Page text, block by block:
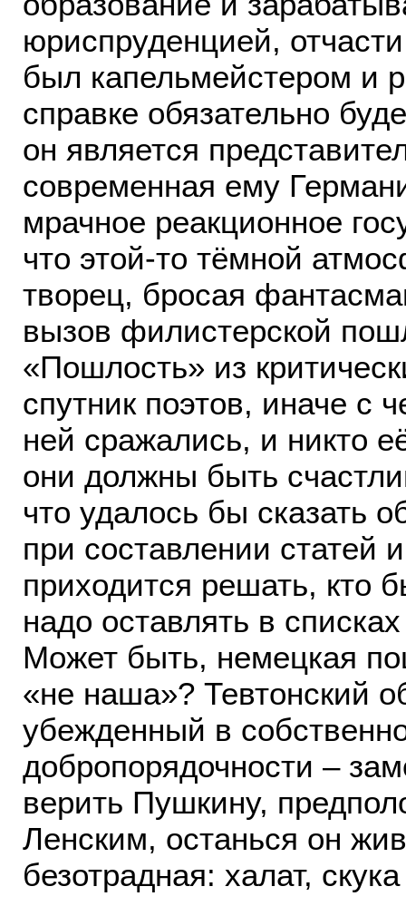
юриспруденцией,
был капельмейстером и
справке обязательно
он является
современная ему
мрачное реакционное
что этой-то тёмной
творец, бросая
вызов филистерской
«Пошлость» из
спутник поэтов, иначе с
ней сражались, и никто
они должны быть
что удалось бы сказать
при составлении статей
приходится решать, кто
надо оставлять в
Может быть, немецкая
«не наша»? Тевтонский
убежденный в
добропорядочности –
верить Пушкину,
Ленским, останься он
безотрадная: халат,